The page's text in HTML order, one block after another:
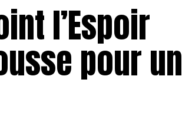
l’Espoir
pour un